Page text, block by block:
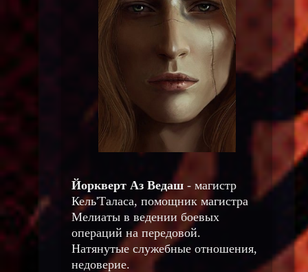
Йоркверт Аз Ведаш- магистр
Кель'Таласа, помощник магистра
Мелиаты в ведении боевых
операций на передовой.
Натянутые служебные отношения,
недоверие.